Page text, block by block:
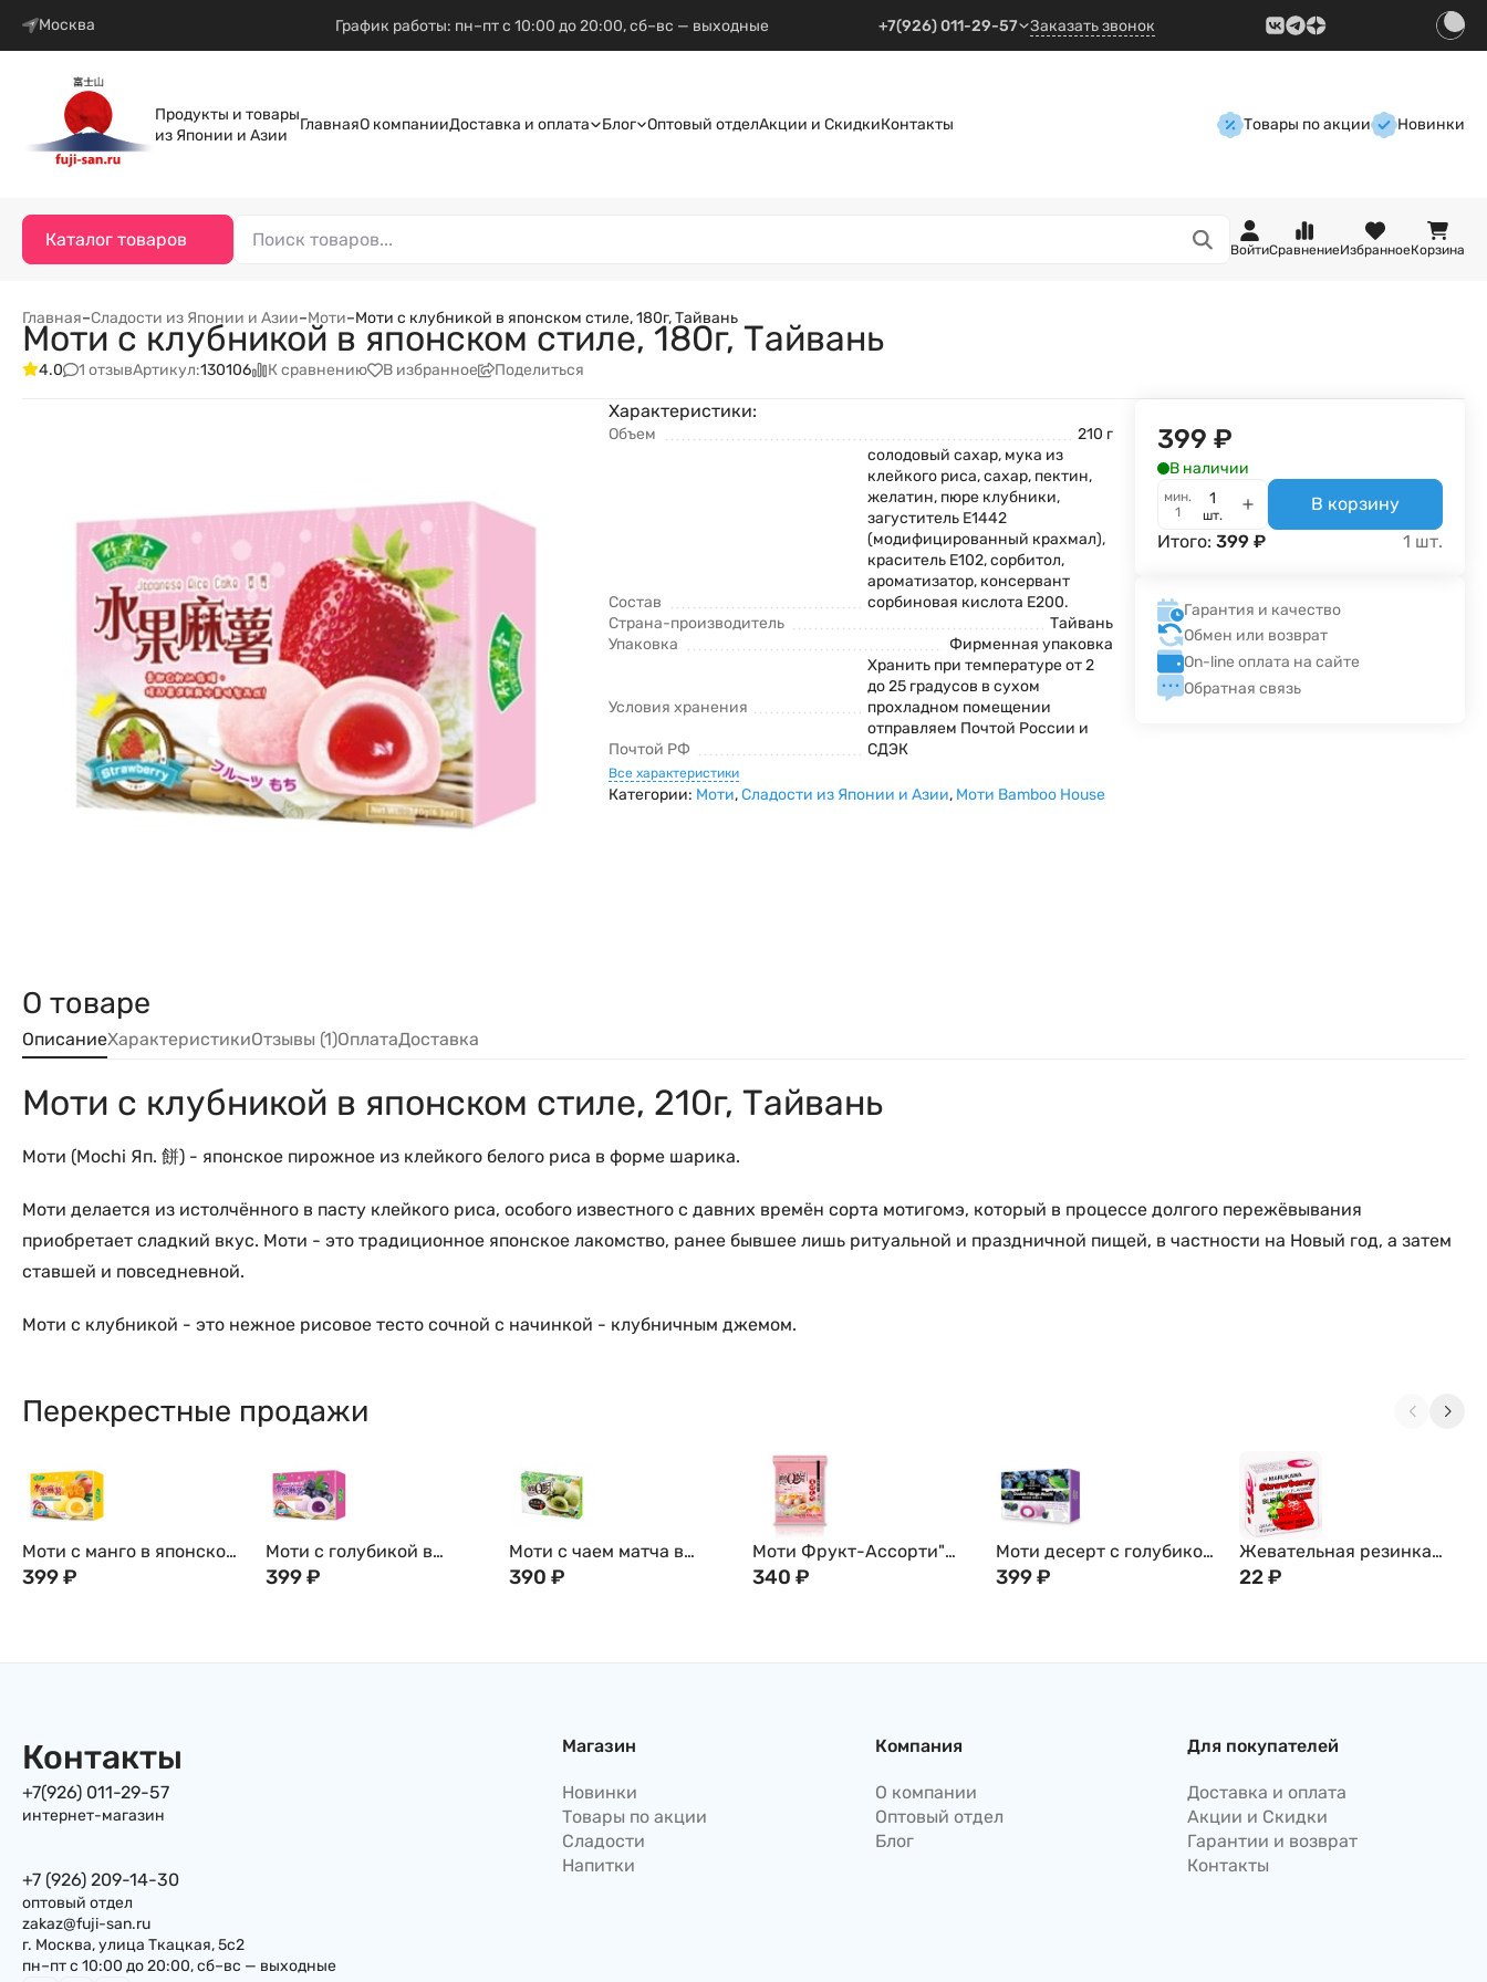
Москва График работы: пн–пт с 10:00 до 20:00, сб–вс — выходные +7(926) 011-29-57 Заказать звонок
Продукты и товары
из Японии и Азии
ГлавнаяО компанииДоставка и оплата Блог Оптовый отделАкции и СкидкиКонтакты Товары по акции Новинки
Каталог товаров
ВойтиСравнениеИзбранноеКорзина
Главная–Сладости из Японии и Азии–Моти–Моти с клубникой в японском стиле, 180г, Тайвань
Моти с клубникой в японском стиле, 180г, Тайвань
4.0 1 отзывАртикул:130106 К сравнению В избранное Поделиться
Характеристики:
Объем 210 г
Состав
солодовый сахар, мука из
клейкого риса, сахар, пектин,
желатин, пюре клубники,
загуститель Е1442
(модифицированный крахмал),
краситель Е102, сорбитол,
ароматизатор, консервант
сорбиновая кислота Е200.
Страна-производитель
Тайвань
Упаковка
Фирменная упаковка
Условия хранения
Хранить при температуре от 2
до 25 градусов в сухом
прохладном помещении
Почтой РФ
отправляем Почтой России и
СДЭК
Все характеристики
Категории: Моти,Сладости из Японии и Азии, Моти Bamboo House
399 ₽
В наличии
мин.
1
шт.
В корзину
Итого:399 ₽ 1 шт.
Гарантия и качество
Обмен или возврат
On-line оплата на сайте
Обратная связь
О товаре
ОписаниеХарактеристикиОтзывы (1)ОплатаДоставка
Моти с клубникой в японском стиле, 210г, Тайвань
Моти (Mochi Яп. 餅) - японское пирожное из клейкого белого риса в форме шарика.
Моти делается из истолчённого в пасту клейкого риса, особого известного с давних времён сорта мотигомэ, который в процессе долгого пережёвывания
приобретает сладкий вкус. Моти - это традиционное японское лакомство, ранее бывшее лишь ритуальной и праздничной пищей, в частности на Новый год, а затем
ставшей и повседневной.
Моти с клубникой - это нежное рисовое тесто сочной с начинкой - клубничным джемом.
Перекрестные продажи
Моти с манго в японском
стиле, 180г, Тайвань
399₽
Моти с голубикой в
японском стиле, 180г,
399₽
Моти с чаем матча в
японском стиле, 210г,
390 ₽
Моти Фрукт-Ассорти"
Дыня / Апельсин/
340 ₽
Моти десерт с голубикой
и молочным пудингом
399₽
Жевательная резинка
MARUKAWA, со вкусом
22₽
Контакты
+7(926) 011-29-57
интернет-магазин
+7 (926) 209-14-30
оптовый отдел
zakaz@fuji-san.ru
г. Москва, улица Ткацкая, 5с2
пн–пт с 10:00 до 20:00, сб–вс — выходные
Магазин
Новинки
Товары по акции
Сладости
Напитки
Компания
О компании
Оптовый отдел
Блог
Для покупателей
Доставка и оплата
Акции и Скидки
Гарантии и возврат
Контакты